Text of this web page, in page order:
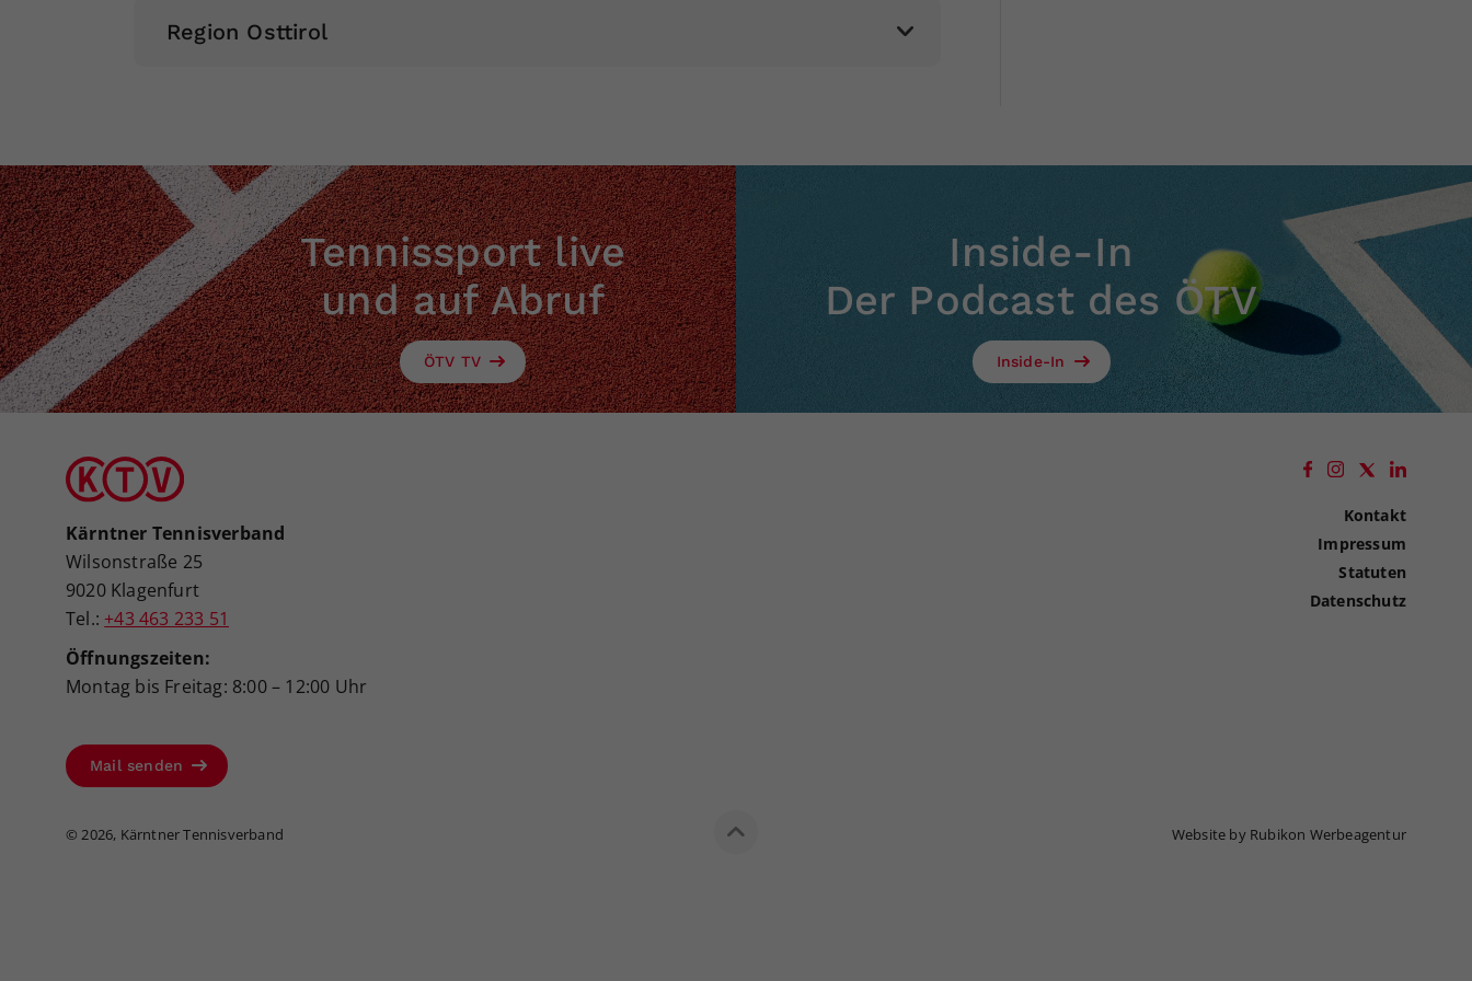
Region Osttirol
Tennissport live
und auf Abruf
ÖTV TV
Inside-In
Der Podcast des ÖTV
Inside-In
Kärntner Tennisverband
Wilsonstraße 25
9020 Klagenfurt
Tel.: +43 463 233 51
Öffnungszeiten:
Montag bis Freitag: 8:00 – 12:00 Uhr
Mail senden
Kontakt
Impressum
Statuten
Datenschutz
© 2026, Kärntner Tennisverband Website by Rubikon Werbeagentur
Ihrer vorgenommen Einstellungen, falls der